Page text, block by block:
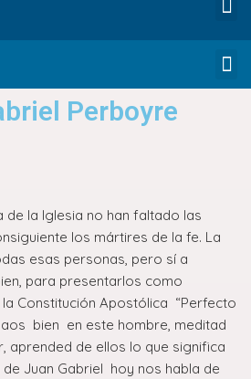
Perboyre
la Iglesia no han faltado las
los mártires de la fe. La
esas personas, pero sí a
para presentarlos como
Constitución Apostólica “Perfecto
bien en este hombre, meditad
aprended de ellos lo que significa
Juan Gabriel hoy nos habla de